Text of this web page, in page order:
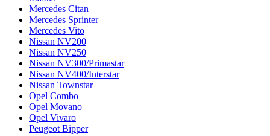
Mercedes Citan
Mercedes Sprinter
Mercedes Vito
Nissan NV200
Nissan NV250
Nissan NV300/Primastar
Nissan NV400/Interstar
Nissan Townstar
Opel Combo
Opel Movano
Opel Vivaro
Peugeot Bipper